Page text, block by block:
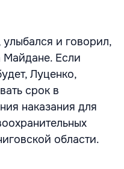
и говорил,
Майдане. Если
Луценко,
срок в
наказания для
области.